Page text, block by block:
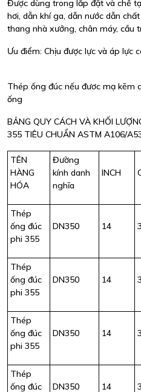
Được dùng trong lắp đặt và chế
hơi, dẫn khí ga, dẫn nước dẫn
thang nhà xưởng, chân máy, cầu
Ưu điểm: Chịu được lực và áp lực
Thép ống đúc nếu đươc mạ kẽm
ống
BẢNG QUY CÁCH VÀ KHỐI
355 TIÊU CHUẨN ASTM A106/
TÊN
HÀNG
HÓA
Đường
kính danh
nghĩa
INCH
Thép
ống đúc
phi 355
DN350 14
Thép
ống đúc
phi 355
DN350 14
Thép
ống đúc
phi 355
DN350 14
Thép
ống đúc
DN350 14